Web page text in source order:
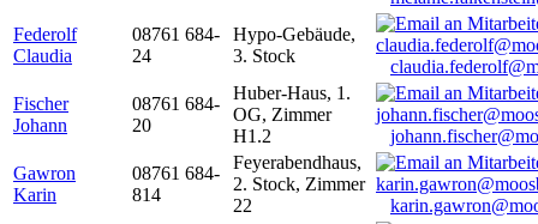
Federolf
Claudia
08761 684-
24
Hypo-Gebäude,
3. Stock
Fischer
Johann
08761 684-
20
Huber-Haus, 1.
OG, Zimmer
H1.2
Gawron
Karin
08761 684-
814
Feyerabendhaus,
2. Stock, Zimmer
22